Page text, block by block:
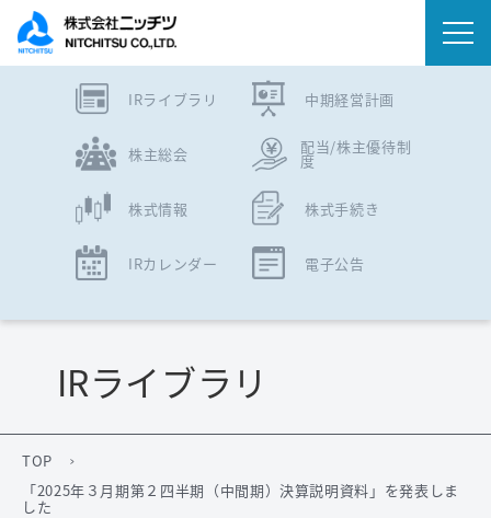
サステナビリティ
IRライブラリ 中期経営計画
株主総会 配当/株主優待制
度
株式情報 株式手続き
IRカレンダー 電子公告
TOP
「2025年３月期第２四半期（中間期）決算説明資料」を発表しま
した
IRライブラリ